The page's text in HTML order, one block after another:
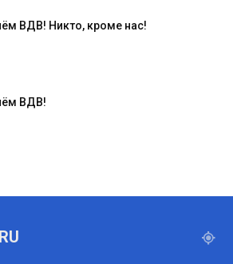
ВДВ! Никто, кроме нас!
ВДВ!